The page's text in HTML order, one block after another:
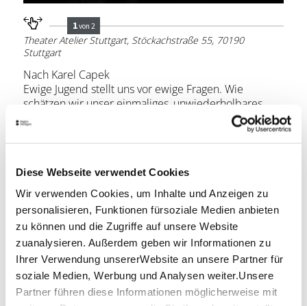
Diese Webseite verwendet Cookies
Wir verwenden Cookies, um Inhalte und Anzeigen zu
personalisieren, Funktionen fürsoziale Medien anbieten
zu können und die Zugriffe auf unsere Website
zuanalysieren. Außerdem geben wir Informationen zu
Ihrer Verwendung unsererWebsite an unsere Partner für
soziale Medien, Werbung und Analysen weiter.Unsere
Partner führen diese Informationen möglicherweise mit
1von 2
Theater Atelier Stuttgart, Stöckachstraße 55, 70190
Stuttgart
Nach Karel Capek
Ewige Jugend stellt uns vor ewige Fragen. Wie
schätzen wir unser einmaliges, unwiederholbares
Leben mit all seinen glücklichen und schmerzhaften
Momenten? Und wie wichtig ist es, sterblich zu sein?
Im XVI. Jahrhundert liegt Kaiser Rudolf II. im Sterben.
Makropoulos, ein lebensverlängerndes Elixier zu
entwickeln.
Im XXI. Jahrhundert taucht plötzlich eine mysteriöse
Person auf, die auf unerklärliche Weise jung wirkt. Es
scheint, als hütet sie das Geheimnis der ewigen
Jugend.
Lage & Kontakt
Theater Atelier Stuttgart